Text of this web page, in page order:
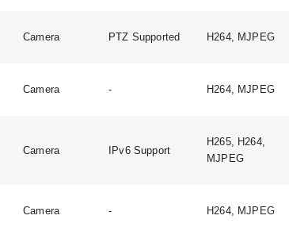
Camera PTZ Supported H264, MJPEG
Camera - H264, MJPEG
Camera IPv6 Support
H265, H264,
MJPEG
Camera - H264, MJPEG